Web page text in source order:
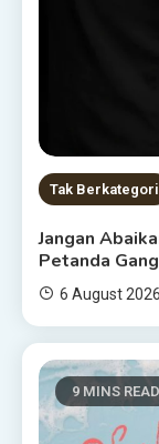
Tak Berkategori
Jangan
Petanda
6 August 2026
9 MINS READ